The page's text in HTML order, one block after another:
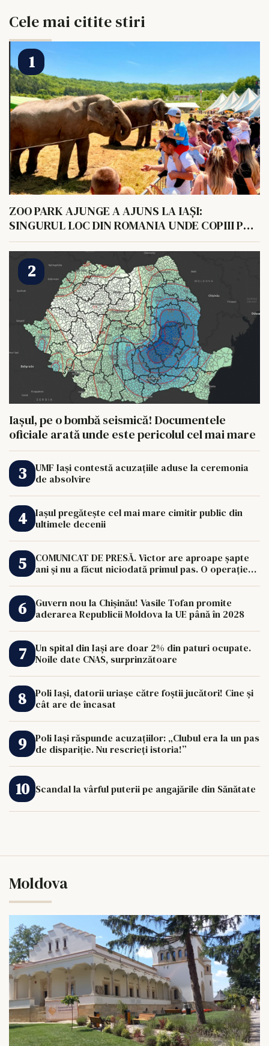
Cele mai citite stiri
ZOO PARK AJUNGE A AJUNS LA IAȘI:
SINGURUL LOC DIN ROMANIA UNDE COPIII POT
HRANI UN ELEFANT
Iașul, pe o bombă seismică! Documentele
oficiale arată unde este pericolul cel mai mare
UMF Iași contestă acuzațiile aduse la ceremonia
de absolvire
Iașul pregătește cel mai mare cimitir public din
ultimele decenii
COMUNICAT DE PRESĂ. Victor are aproape șapte
ani și nu a făcut niciodată primul pas. O operație
Guvern nou la Chișinău! Vasile Tofan promite
aderarea Republicii Moldova la UE până în 2028
Un spital din Iași are doar 2% din paturi ocupate.
Noile date CNAS, surprinzătoare
Poli Iași, datorii uriașe către foștii jucători! Cine și
cât are de încasat
Poli Iași răspunde acuzațiilor: „Clubul era la un pas
de dispariție. Nu rescrieți istoria!”
Scandal la vârful puterii pe angajările din Sănătate
Moldova